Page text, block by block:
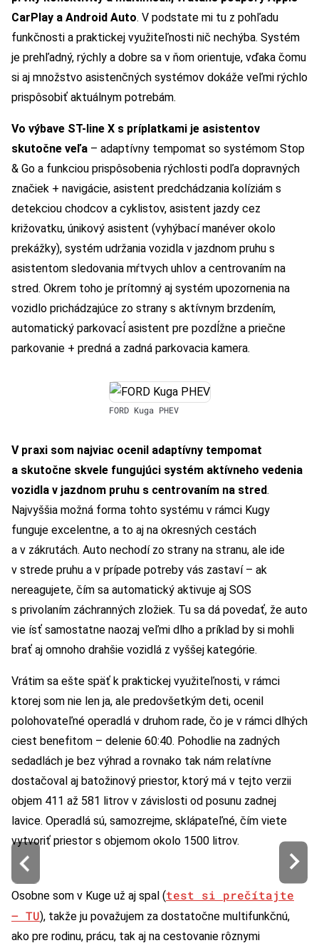
CarPlay a Android Auto. V podstate mi tu z pohľadu
funkčnosti a praktickej využiteľnosti nič nechýba. Systém
je prehľadný, rýchly a dobre sa v ňom orientuje, vďaka čomu
si aj množstvo asistenčných systémov dokáže veľmi rýchlo
prispôsobiť aktuálnym potrebám.
Vo výbave ST-line X s príplatkami je asistentov
skutočne veľa – adaptívny tempomat so systémom Stop
& Go a funkciou prispôsobenia rýchlosti podľa dopravných
značiek + navigácie, asistent predchádzania kolíziám s
detekciou chodcov a cyklistov, asistent jazdy cez
križovatku, únikový asistent (vyhýbací manéver okolo
prekážky), systém udržania vozidla v jazdnom pruhu s
asistentom sledovania mŕtvych uhlov a centrovaním na
stred. Okrem toho je prítomný aj systém upozornenia na
vozidlo prichádzajúce zo strany s aktívnym brzdením,
automatický parkovací́ asistent pre pozdĺžne a priečne
parkovanie + predná a zadná parkovacia kamera.
FORD Kuga PHEV
V praxi som najviac ocenil adaptívny tempomat
a skutočne skvele fungujúci systém aktívneho vedenia
vozidla v jazdnom pruhu s centrovaním na stred.
Najvyššia možná forma tohto systému v rámci Kugy
funguje excelentne, a to aj na okresných cestách
a v zákrutách. Auto nechodí zo strany na stranu, ale ide
v strede pruhu a v prípade potreby vás zastaví – ak
nereagujete, čím sa automatický aktivuje aj SOS
s privolaním záchranných zložiek. Tu sa dá povedať, že auto
vie ísť samostatne naozaj veľmi dlho a príklad by si mohli
brať aj omnoho drahšie vozidlá z vyššej kategórie.
Vrátim sa ešte späť k praktickej využiteľnosti, v rámci
ktorej som nie len ja, ale predovšetkým deti, ocenil
polohovateľné operadlá v druhom rade, čo je v rámci dlhých
ciest benefitom – delenie 60:40. Pohodlie na zadných
sedadlách je bez výhrad a rovnako tak nám relatívne
dostačoval aj batožinový priestor, ktorý má v tejto verzii
objem 411 až 581 litrov v závislosti od posunu zadnej
lavice. Operadlá sú, samozrejme, sklápateľné, čím viete
vytvoriť priestor s objemom okolo 1500 litrov.
Osobne som v Kuge už aj spal (test si prečítajte
– TU), takže ju považujem za dostatočne multifunkčnú,
ako pre rodinu, prácu, tak aj na cestovanie rôznymi